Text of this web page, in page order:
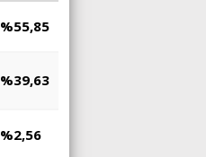
%55,85
%39,63
%2,56